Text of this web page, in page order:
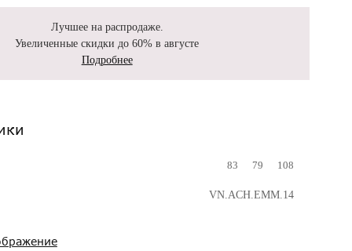
Лучшее на распродаже.
Увеличенные скидки до 60% в августе
Подробнее
83 79 108
VN.ACH.EMM.14